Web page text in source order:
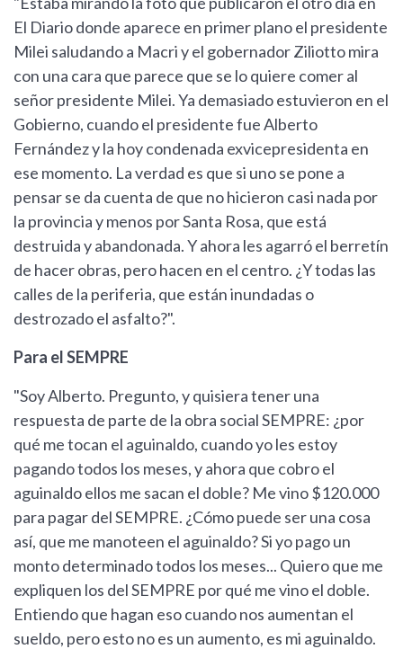
El Diario donde aparece en primer plano el presidente
Milei saludando a Macri y el gobernador Ziliotto mira
con una cara que parece que se lo quiere comer al
señor presidente Milei. Ya demasiado estuvieron en el
Gobierno, cuando el presidente fue Alberto
Fernández y la hoy condenada exvicepresidenta en
ese momento. La verdad es que si uno se pone a
pensar se da cuenta de que no hicieron casi nada por
la provincia y menos por Santa Rosa, que está
destruida y abandonada. Y ahora les agarró el berretín
de hacer obras, pero hacen en el centro. ¿Y todas las
calles de la periferia, que están inundadas o
destrozado el asfalto?".
Para el SEMPRE
"Soy Alberto. Pregunto, y quisiera tener una
respuesta de parte de la obra social SEMPRE: ¿por
qué me tocan el aguinaldo, cuando yo les estoy
pagando todos los meses, y ahora que cobro el
aguinaldo ellos me sacan el doble? Me vino $120.000
para pagar del SEMPRE. ¿Cómo puede ser una cosa
así, que me manoteen el aguinaldo? Si yo pago un
monto determinado todos los meses... Quiero que me
expliquen los del SEMPRE por qué me vino el doble.
Entiendo que hagan eso cuando nos aumentan el
sueldo, pero esto no es un aumento, es mi aguinaldo.